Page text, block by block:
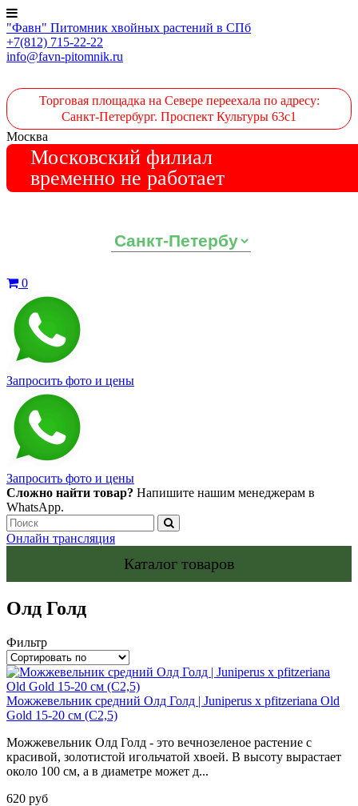
"Фавн" Питомник хвойных растений в СПб
+7(812) 715-22-22
info@favn-pitomnik.ru
Торговая площадка на Севере переехала по адресу:
Санкт-Петербург. Проспект Культуры 63с1
Москва
Московский филиал
временно не работает
0
Запросить фото и цены
Запросить фото и цены
Сложно найти товар? Напишите нашим менеджерам в
WhatsApp.
Онлайн трансляция
Каталог товаров
Олд Голд
Фильтр
Можжевельник средний Олд Голд | Juniperus x pfitzeriana Old
Gold 15-20 см (C2,5)
Можжевельник Олд Голд - это вечнозеленое растение с
красивой, золотистой игольчатой хвоей. В высоту вырастает
около 100 см, а в диаметре может д...
620 руб